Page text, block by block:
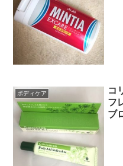
ボディケア
コ
フ
ブ